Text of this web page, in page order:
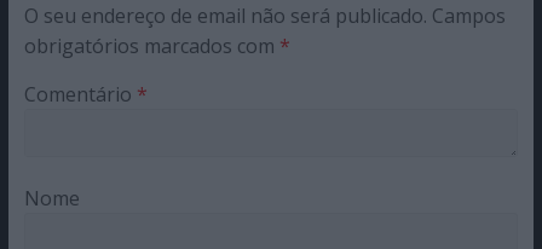
O seu endereço de email não será publicado. Campos
obrigatórios marcados com *
Comentário *
Nome